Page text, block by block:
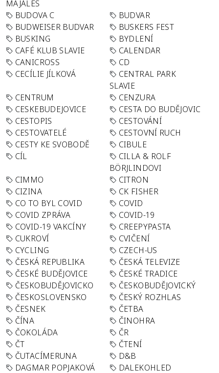
MAJÁLES
BUDOVA C
BUDVAR
BUDWEISER BUDVAR
BUSKERS FEST
BUSKING
BYDLENÍ
CAFÉ KLUB SLAVIE
CALENDAR
CANICROSS
CD
CECÍLIE JÍLKOVÁ
CENTRAL PARK
SLAVIE
CENTRUM
CENZURA
CESKEBUDEJOVICE
CESTA DO BUDĚJOVIC
CESTOPIS
CESTOVÁNÍ
CESTOVATELÉ
CESTOVNÍ RUCH
CESTY KE SVOBODĚ
CIBULE
CÍL
CILLA & ROLF
BÖRJLINDOVI
CIMMO
CITRON
CIZINA
CK FISHER
CO TO BYL COVID
COVID
COVID ZPRÁVA
COVID-19
COVID-19 VAKCÍNY
CREEPYPASTA
CUKROVÍ
CVIČENÍ
CYCLING
CZECH-US
ČESKÁ REPUBLIKA
ČESKÁ TELEVIZE
ČESKÉ BUDĚJOVICE
ČESKÉ TRADICE
ČESKOBUDĚJOVICKO
ČESKOBUDĚJOVICKÝ
ČESKOSLOVENSKO
ČESKÝ ROZHLAS
ČESNEK
ČETBA
ČÍNA
ČINOHRA
ČOKOLÁDA
ČR
ČT
ČTENÍ
ČUTACÍMERUNA
D&B
DAGMAR POPJAKOVÁ
DALEKOHLED